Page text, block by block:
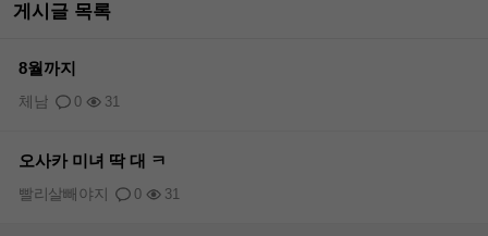
게시글 목록
8월까지
0 31
체남
오사카 미녀 딱 대 ㅋ
0 31
빨리살빼야지